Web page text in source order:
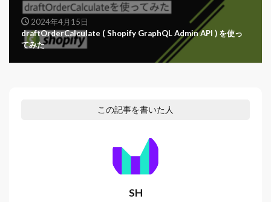
2024年4月15日
draftOrderCalculate ( Shopify GraphQL Admin API ) を使っ
てみた
この記事を書いた人
SH